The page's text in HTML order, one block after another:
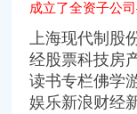
成立了全资子公
上海现代制股
经股票科技房
读书专栏佛学
娱乐新浪财经